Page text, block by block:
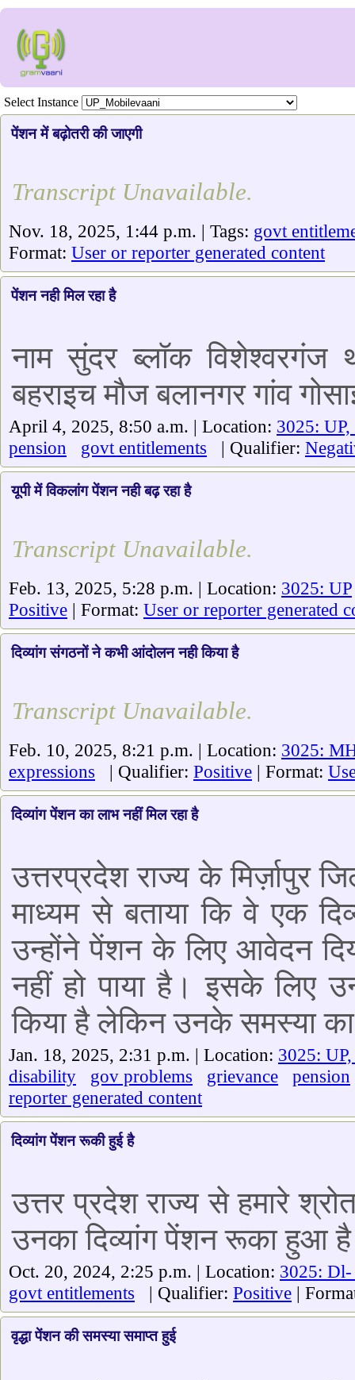
Select Instance
पेंशन में बढ़ोतरी की जाएगी
Transcript Unavailable.
Nov. 18, 2025, 1:44 p.m. | Tags: govt
Format: User or reporter generated content
पेंशन नही मिल रहा है
नाम सुंदर ब्लॉक विशेश्वरगंज
बहराइच मौज बलानगर गांव
April 4, 2025, 8:50 a.m. | Location: 3025:
pension
govt entitlements | Qualifier:
यूपी में विकलांग पेंशन नही बढ़ रहा है
Transcript Unavailable.
Feb. 13, 2025, 5:28 p.m. | Location: 3025: UP
Positive | Format: User or reporter generated
दिव्यांग संगठनों ने कभी आंदोलन नही किया है
Transcript Unavailable.
Feb. 10, 2025, 8:21 p.m. | Location: 3025:
expressions | Qualifier: Positive | Format:
दिव्यांग पेंशन का लाभ नहीं मिल रहा है
उत्तरप्रदेश राज्य के मिर्ज़ापुर
माध्यम से बताया कि वे एक
उन्होंने पेंशन के लिए आवेदन
नहीं हो पाया है। इसके लिए
किया है लेकिन उनके समस्या का
Jan. 18, 2025, 2:31 p.m. | Location: 3025:
disability
gov problems grievance
pension
reporter generated content
दिव्यांग पेंशन रूकी हुई है
उत्तर प्रदेश राज्य से हमारे
उनका दिव्यांग पेंशन रूका हुआ है
Oct. 20, 2024, 2:25 p.m. | Location: 3025: Dl-
govt entitlements | Qualifier: Positive |
वृद्धा पेंशन की समस्या समाप्त हुई